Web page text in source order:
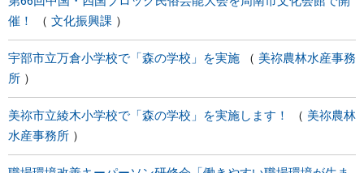
催！
文化振興課
宇部市立万倉小学校で「森の学校」を実施
美祢農林水産事務
所
美祢市立綾木小学校で「森の学校」を実施します！
美祢農林
水産事務所